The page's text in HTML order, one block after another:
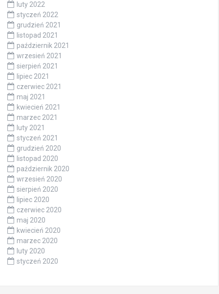
luty 2022
styczeń 2022
grudzień 2021
listopad 2021
październik 2021
wrzesień 2021
sierpień 2021
lipiec 2021
czerwiec 2021
maj 2021
kwiecień 2021
marzec 2021
luty 2021
styczeń 2021
grudzień 2020
listopad 2020
październik 2020
wrzesień 2020
sierpień 2020
lipiec 2020
czerwiec 2020
maj 2020
kwiecień 2020
marzec 2020
luty 2020
styczeń 2020